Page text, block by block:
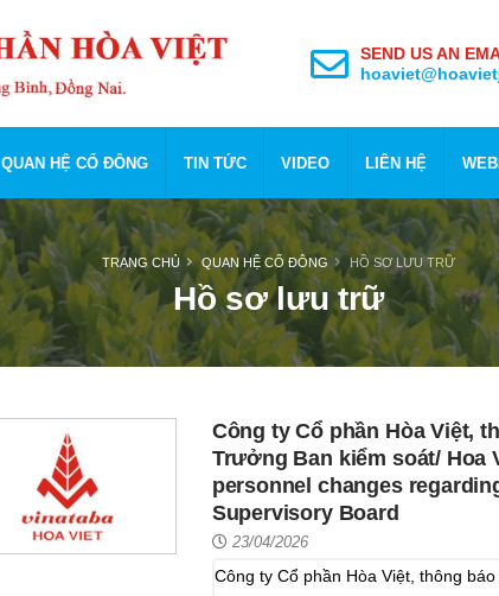
SEND US AN
QUAN HỆ CỔ ĐÔNG TIN TỨC VIDEO LIÊN HỆ
Hồ sơ lưu trữ
TRANG CHỦ QUAN HỆ CỔ ĐÔNG HỒ SƠ LƯU TRỮ
Công ty Cổ phần Hòa Việt,
Trưởng Ban kiểm soát/ Hoa
personnel changes
Supervisory Board
23/04/2026
Công ty Cổ phần Hòa Việt, thông